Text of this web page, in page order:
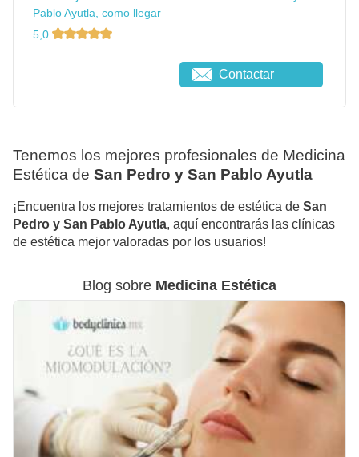
Pablo Ayutla, como llegar
5,0
Contactar
Tenemos los mejores profesionales de Medicina
Estética de San Pedro y San Pablo Ayutla
¡Encuentra los mejores tratamientos de estética de San
Pedro y San Pablo Ayutla, aquí encontrarás las clínicas
de estética mejor valoradas por los usuarios!
Blog sobre Medicina Estética